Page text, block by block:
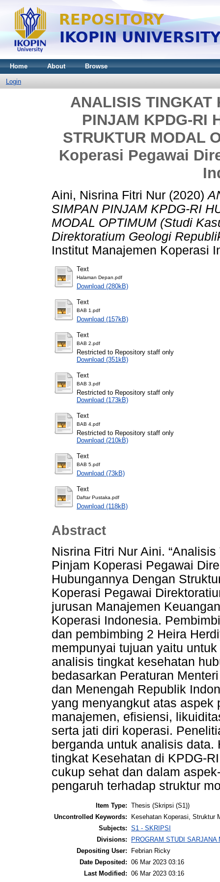
Home About Browse
Login
ANALISIS TINGKAT
PINJAM KPDG-RI
STRUKTUR MODAL
Koperasi Pegawai
Aini, Nisrina Fitri Nur (2020)
SIMPAN PINJAM KPDG-RI
MODAL OPTIMUM (Studi
Direktoratium Geologi
Institut Manajemen Koperasi
Text
Halaman Depan.pdf
Download (280kB)
Text
BAB 1.pdf
Download (157kB)
Text
BAB 2.pdf
Restricted to Repository staff only
Download (351kB)
Text
BAB 3.pdf
Restricted to Repository staff only
Download (173kB)
Text
BAB 4.pdf
Restricted to Repository staff only
Download (210kB)
Text
BAB 5.pdf
Download (73kB)
Text
Daftar Pustaka.pdf
Download (118kB)
Abstract
Nisrina Fitri Nur Aini.
Pinjam Koperasi Pegawai
Hubungannya Dengan
Koperasi Pegawai
jurusan Manajemen
Koperasi Indonesia.
dan pembimbing 2 Heira
mempunyai tujuan yaitu
analisis tingkat kesehatan
bedasarkan Peraturan
dan Menengah Republik
yang menyangkut atas aspek
manajemen, efisiensi,
serta jati diri koperasi.
berganda untuk analisis
tingkat Kesehatan di KPDG-
cukup sehat dan dalam
pengaruh terhadap struktur
Item Type: Thesis (Skripsi (S1))
Uncontrolled Keywords:
Kesehatan Koperasi, Struktur
Subjects: S1 - SKRIPSI
Divisions:
PROGRAM STUDI
Depositing User:
Febrian Ricky
Date Deposited: 06 Mar 2023 03:16
Last Modified: 06 Mar 2023 03:16